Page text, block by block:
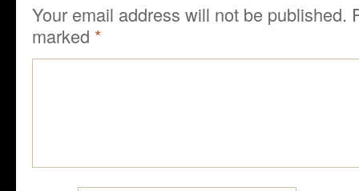
Your email address will not be published.
marked *